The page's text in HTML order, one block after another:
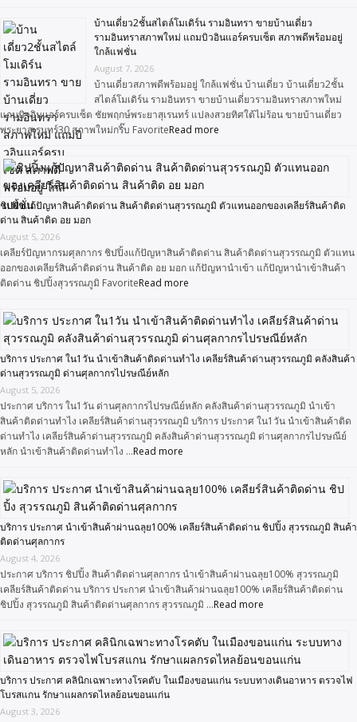
บ้านเดี่ยว2ชั้นสไตล์โมเดิร์น รามอินทรา ขายบ้านเดี่ยว
รามอินทราสภาพใหม่ แถมบิวอินแอร์ครบเซ็ต สภาพดีพร้อมอยู่
ใกล้แฟชั่น
August 7, 2026
บ้านเดี่ยวสภาพดีพร้อมอยู่ ใกล้แฟชั่น บ้านเดี่ยว บ้านเดี่ยว2ชั้น
สไตล์โมเดิร์น รามอินทรา ขายบ้านเดี่ยวรามอินทราสภาพใหม่
แถมบิวอินแอร์ครบเซ็ต ชัยพฤกษ์พระยาสุเรนทร์ แปลงสวยทิศใต้ไม่ร้อน ขายบ้านเดี่ยว
พระยาสุเรนทร์30 สภาพใหม่กริ๊บ FavoriteRead more
ชิปปิ้งแก้ปัญหาสินค้าติดด่าน สินค้าติดด่านสุวรรณภูมิ ตัวแทนออกของเคลียร์สินค้าติด
ด่าน สินค้าติด อย มอก
August 5, 2026
เคลียร์ปัญหากรมศุลกากร ชิปปิ้งแก้ปัญหาสินค้าติดด่าน สินค้าติดด่านสุวรรณภูมิ ตัวแทน
ออกของเคลียร์สินค้าติดด่าน สินค้าติด อย มอก แก้ปัญหานำเข้า แก้ปัญหานำเข้าสินค้า
ติดด่าน ชิปปิ้งสุวรรณภูมิ FavoriteRead more
บริการ ประกาศ ใน1วัน นำเข้าสินค้าติดด่านทำไง เคลียร์สินค้าด่านสุวรรณภูมิ คลังสินค้า
ด่านสุวรรณภูมิ ด่านศุลกากรไปรษณีย์หลัก
August 5, 2026
ประกาศ บริการ ใน1วัน ด่านศุลกากรไปรษณีย์หลัก คลังสินค้าด่านสุวรรณภูมิ นำเข้า
สินค้าติดด่านทำไง เคลียร์สินค้าด่านสุวรรณภูมิ บริการ ประกาศ ใน1วัน นำเข้าสินค้าติด
ด่านทำไง เคลียร์สินค้าด่านสุวรรณภูมิ คลังสินค้าด่านสุวรรณภูมิ ด่านศุลกากรไปรษณีย์
หลัก นำเข้าสินค้าติดด่านทำไง …Read more
บริการ ประกาศ นำเข้าสินค้าผ่านฉลุย100% เคลียร์สินค้าติดด่าน ชิปปิ้ง สุวรรณภูมิ สินค้า
ติดด่านศุลกากร
August 4, 2026
ประกาศ บริการ ชิปปิ้ง สินค้าติดด่านศุลกากร นำเข้าสินค้าผ่านฉลุย100% สุวรรณภูมิ
เคลียร์สินค้าติดด่าน บริการ ประกาศ นำเข้าสินค้าผ่านฉลุย100% เคลียร์สินค้าติดด่าน
ชิปปิ้ง สุวรรณภูมิ สินค้าติดด่านศุลกากร สุวรรณภูมิ …Read more
บริการ ประกาศ คลินิกเฉพาะทางโรคตับ ในเมืองขอนแก่น ระบบทางเดินอาหาร ตรวจไฟ
โบรสแกน รักษาแผลกรดไหลย้อนขอนแก่น
August 3, 2026